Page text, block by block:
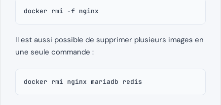
docker rmi -f nginx
Il est aussi possible de supprimer plusieurs images en
une seule commande :
docker rmi nginx mariadb redis